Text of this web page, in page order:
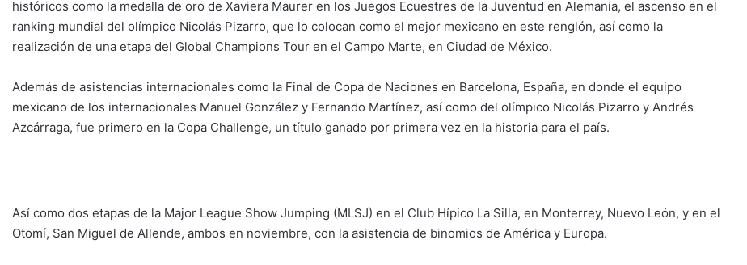
históricos como la medalla de oro de Xaviera Maurer en los Juegos Ecuestres de la Juventud en Alemania, el ascenso en el
ranking mundial del olímpico Nicolás Pizarro, que lo colocan como el mejor mexicano en este renglón, así como la
realización de una etapa del Global Champions Tour en el Campo Marte, en Ciudad de México.
Además de asistencias internacionales como la Final de Copa de Naciones en Barcelona, España, en donde el equipo
mexicano de los internacionales Manuel González y Fernando Martínez, así como del olímpico Nicolás Pizarro y Andrés
Azcárraga, fue primero en la Copa Challenge, un título ganado por primera vez en la historia para el país.
Así como dos etapas de la Major League Show Jumping (MLSJ) en el Club Hípico La Silla, en Monterrey, Nuevo León, y en el
Otomí, San Miguel de Allende, ambos en noviembre, con la asistencia de binomios de América y Europa.